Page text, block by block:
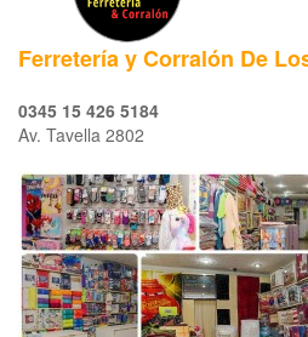
Ferretería y Corralón De
0345 15 426 5184
Av. Tavella 2802